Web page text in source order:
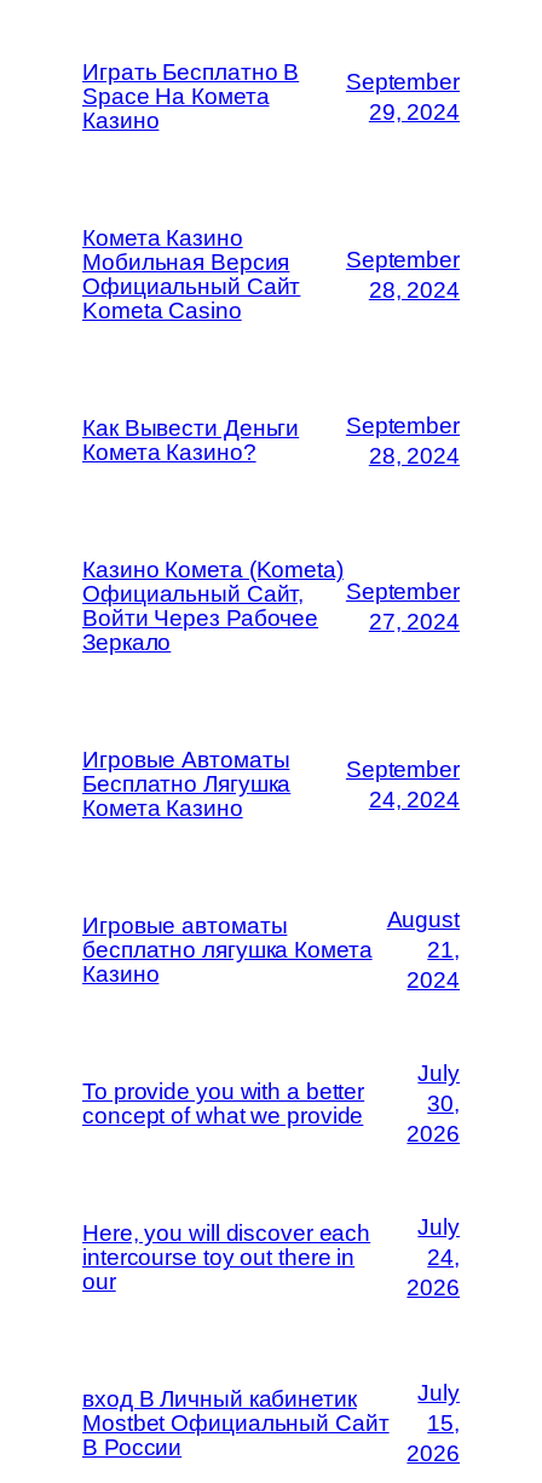
Играть Бесплатно В
Space На Комета
Казино
September
29, 2024
Комета Казино
Мобильная Версия
Официальный Сайт
Kometa Casino
September
28, 2024
Как Вывести Деньги
Комета Казино?
September
28, 2024
Казино Комета (Kometa)
Официальный Сайт,
Войти Через Рабочее
Зеркало
September
27, 2024
Игровые Автоматы
Бесплатно Лягушка
Комета Казино
September
24, 2024
Игровые автоматы
бесплатно лягушка Комета
Казино
August
21,
2024
To provide you with a better
concept of what we provide
July
30,
2026
Here, you will discover each
intercourse toy out there in
our
July
24,
2026
вход В Личный кабинетик
Mostbet Официальный Сайт
В России
July
15,
2026